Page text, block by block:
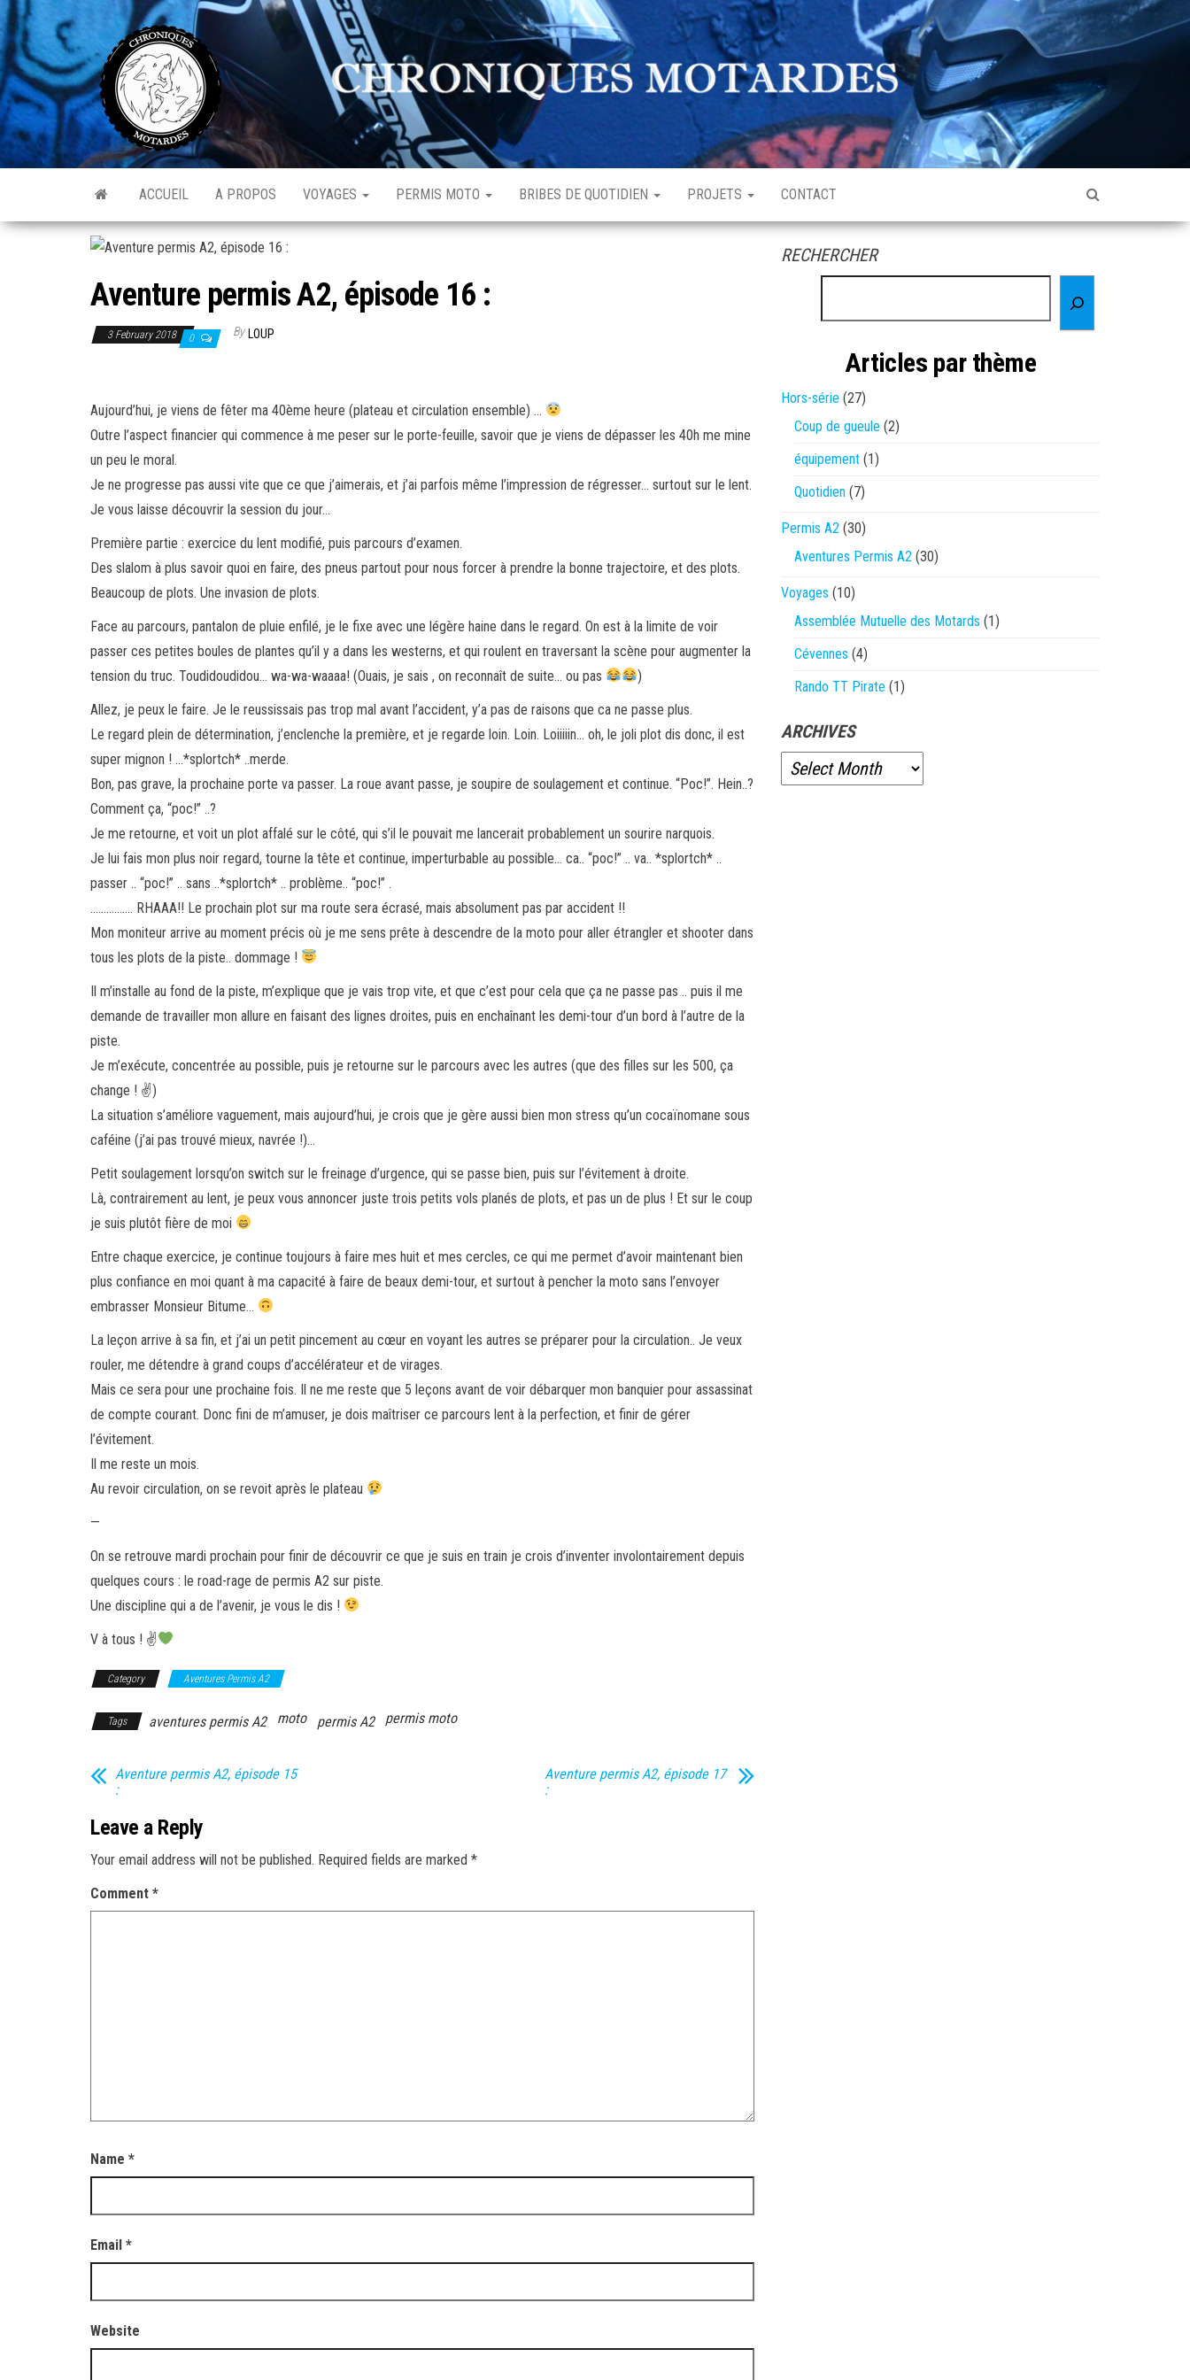
Skip
to
the
content
Chroniques
Motardes
Aventurière
de
l'ordinaire
ACCUEIL A PROPOS VOYAGES PERMIS MOTO BRIBES DE QUOTIDIEN PROJETS CONTACT
Aventure permis A2, épisode 16 :
3 February 2018 0 By LOUP
Aujourd’hui, je viens de fêter ma 40ème heure (plateau et circulation ensemble) …
Outre l’aspect financier qui commence à me peser sur le porte-feuille, savoir que je viens de dépasser les 40h me mine
un peu le moral.
Je ne progresse pas aussi vite que ce que j’aimerais, et j’ai parfois même l’impression de régresser… surtout sur le lent.
Je vous laisse découvrir la session du jour…
Première partie : exercice du lent modifié, puis parcours d’examen.
Des slalom à plus savoir quoi en faire, des pneus partout pour nous forcer à prendre la bonne trajectoire, et des plots.
Beaucoup de plots. Une invasion de plots.
Face au parcours, pantalon de pluie enfilé, je le fixe avec une légère haine dans le regard. On est à la limite de voir
passer ces petites boules de plantes qu’il y a dans les westerns, et qui roulent en traversant la scène pour augmenter la
tension du truc. Toudidoudidou… wa-wa-waaaa! (Ouais, je sais , on reconnaît de suite… ou pas
)
Allez, je peux le faire. Je le reussissais pas trop mal avant l’accident, y’a pas de raisons que ca ne passe plus.
Le regard plein de détermination, j’enclenche la première, et je regarde loin. Loin. Loiiiiin… oh, le joli plot dis donc, il est
super mignon ! …*splortch* ..merde.
Bon, pas grave, la prochaine porte va passer. La roue avant passe, je soupire de soulagement et continue. “Poc!”. Hein..?
Comment ça, “poc!” ..?
Je me retourne, et voit un plot affalé sur le côté, qui s’il le pouvait me lancerait probablement un sourire narquois.
Je lui fais mon plus noir regard, tourne la tête et continue, imperturbable au possible… ca.. “poc!” .. va.. *splortch* ..
passer .. “poc!” .. sans ..*splortch* .. problème.. “poc!” .
……………. RHAAA!! Le prochain plot sur ma route sera écrasé, mais absolument pas par accident !!
Mon moniteur arrive au moment précis où je me sens prête à descendre de la moto pour aller étrangler et shooter dans
tous les plots de la piste.. dommage !
Il m’installe au fond de la piste, m’explique que je vais trop vite, et que c’est pour cela que ça ne passe pas .. puis il me
demande de travailler mon allure en faisant des lignes droites, puis en enchaînant les demi-tour d’un bord à l’autre de la
piste.
Je m’exécute, concentrée au possible, puis je retourne sur le parcours avec les autres (que des filles sur les 500, ça
change ! ✌)
La situation s’améliore vaguement, mais aujourd’hui, je crois que je gère aussi bien mon stress qu’un cocaïnomane sous
caféine (j’ai pas trouvé mieux, navrée !)…
Petit soulagement lorsqu’on switch sur le freinage d’urgence, qui se passe bien, puis sur l’évitement à droite.
Là, contrairement au lent, je peux vous annoncer juste trois petits vols planés de plots, et pas un de plus ! Et sur le coup
je suis plutôt fière de moi
Entre chaque exercice, je continue toujours à faire mes huit et mes cercles, ce qui me permet d’avoir maintenant bien
plus confiance en moi quant à ma capacité à faire de beaux demi-tour, et surtout à pencher la moto sans l’envoyer
embrasser Monsieur Bitume…
La leçon arrive à sa fin, et j’ai un petit pincement au cœur en voyant les autres se préparer pour la circulation.. Je veux
rouler, me détendre à grand coups d’accélérateur et de virages.
Mais ce sera pour une prochaine fois. Il ne me reste que 5 leçons avant de voir débarquer mon banquier pour assassinat
de compte courant. Donc fini de m’amuser, je dois maîtriser ce parcours lent à la perfection, et finir de gérer
l’évitement.
Il me reste un mois.
Au revoir circulation, on se revoit après le plateau
—
On se retrouve mardi prochain pour finir de découvrir ce que je suis en train je crois d’inventer involontairement depuis
quelques cours : le road-rage de permis A2 sur piste.
Une discipline qui a de l’avenir, je vous le dis !
V à tous ! ✌
Category Aventures Permis A2
Tags aventures permis A2 moto permis A2 permis moto
Aventure permis A2, épisode 15
:
Aventure permis A2, épisode 17
:
Leave a Reply
Your email address will not be published. Required fields are marked *
Comment *
Name *
Email *
Website
RECHERCHER
Articles par thème
Hors-série (27)
Coup de gueule (2)
équipement (1)
Quotidien (7)
Permis A2 (30)
Aventures Permis A2 (30)
Voyages (10)
Assemblée Mutuelle des Motards (1)
Cévennes (4)
Rando TT Pirate (1)
ARCHIVES